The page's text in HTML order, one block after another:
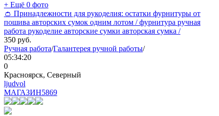
+ Ещё 0 фото
👛 Принадлежности для рукоделия: остатки фурнитуры от
пошива авторских сумок одним лотом / фурнитура ручная
работа рукоделие авторские сумки авторская сумка /
350 руб.
Ручная работа/Галантерея ручной работы/
05:34:20
0
Красноярск, Северный
ljudvol
МАГАЗИН5869